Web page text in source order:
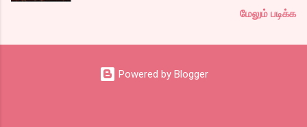
நீண்ட பயணமாய் வருடிச் செல்லும் பாம்புத்
அணைப்பையும் வேறொருவன் ஆளப்போவதை
தாங்கமுடியாமல் சாகிறேனடி நான். கவிதை by
கேபிள் சங்கர்( இப்படி நாமே சொல்லிட்டாத்தான்
மேலும் படிக்க
Powered by Blogger